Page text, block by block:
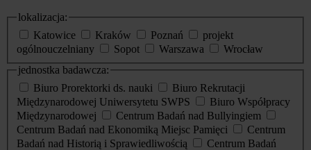
lokalizacja:
Katowice
Kraków Poznań
projekt
ogólnouczelniany
Sopot Warszawa
Wrocław
jednostka badawcza:
Biuro Prorektorki ds. nauki
Biuro Rekrutacji
Międzynarodowej Uniwersytetu SWPS
Biuro Współpracy
Międzynarodowej
Centrum Badań nad Bullyingiem
Centrum Badań nad Ekonomiką Miejsc Pamięci
Centrum
Badań nad Historią i Sprawiedliwością
Centrum Badań